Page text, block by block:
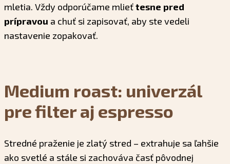
mletia. Vždy odporúčame mlieťtesne pred
prípravou a chuť si zapisovať, aby ste vedeli
nastavenie zopakovať.
Medium roast: univerzál
pre filter aj espresso
Stredné praženie je zlatý stred – extrahuje sa ľahšie
ako svetlé a stále si zachováva časť pôvodnej